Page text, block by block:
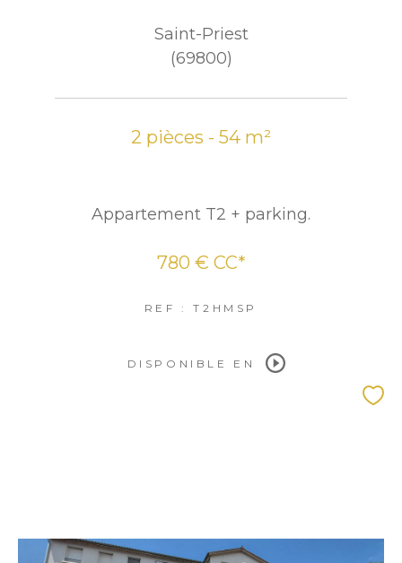
Saint-Priest
(69800)
2 pièces - 54 m²
Appartement T2 + parking.
780 € CC*
REF : T2HMSP
DISPONIBLE EN